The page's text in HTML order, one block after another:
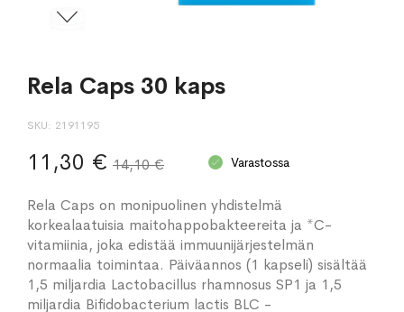
Rela Caps 30 kaps
SKU 2191195
11,30 € 14,10 € Varastossa
Rela Caps on monipuolinen yhdistelmä
korkealaatuisia maitohappobakteereita ja *C-
vitamiinia, joka edistää immuunijärjestelmän
normaalia toimintaa. Päiväannos (1 kapseli) sisältää
1,5 miljardia Lactobacillus rhamnosus SP1 ja 1,5
miljardia Bifidobacterium lactis BLC -